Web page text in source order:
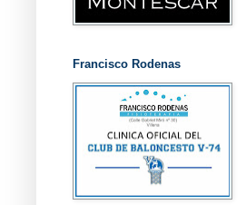
Francisco Rodenas